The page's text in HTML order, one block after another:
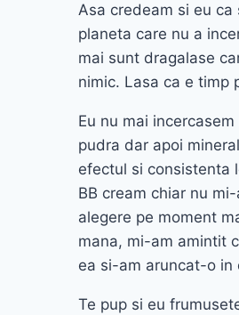
Asa credeam si eu ca
planeta care nu a
mai sunt dragalase
nimic. Lasa ca e timp
Eu nu mai
pudra dar apoi
efectul si consistenta
BB cream chiar nu
alegere pe moment
mana, mi-am amintit
ea si-am aruncat-o in
Te pup si eu